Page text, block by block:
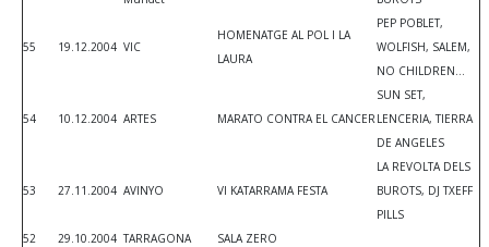
55 19.12.2004 VIC
HOMENATGE AL POL I LA
LAURA
PEP POBLET,
WOLFISH, SALEM,
NO CHILDREN...
54 10.12.2004 ARTES MARATO CONTRA EL CANCER
SUN SET,
LENCERIA, TIERRA
DE ANGELES
53 27.11.2004 AVINYO VI KATARRAMA FESTA
LA REVOLTA DELS
BUROTS, DJ TXEFF
PILLS
52
29.10.2004 TARRAGONA SALA ZERO